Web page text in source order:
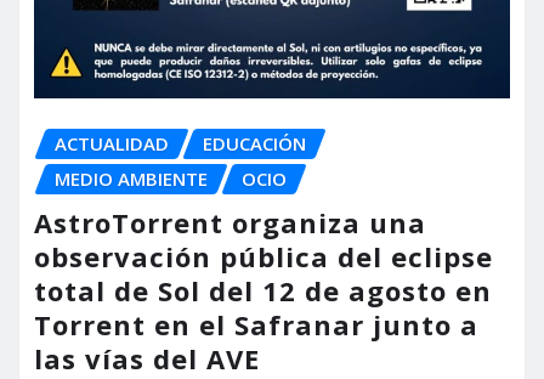
ACTUALIDAD
EDUCACIÓN
MEDIO AMBIENTE
OCIO
AstroTorrent organiza una
observación pública del eclipse
total de Sol del 12 de agosto en
Torrent en el Safranar junto a
las vías del AVE